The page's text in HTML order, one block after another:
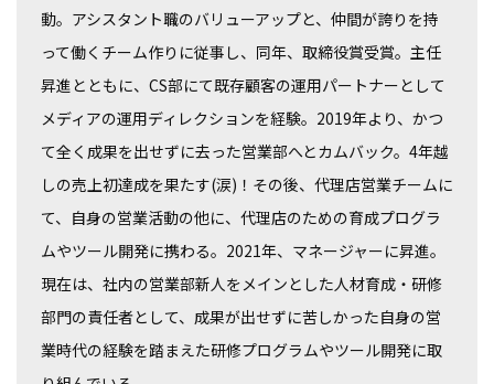
動。アシスタント職のバリューアップと、仲間が誇りを持
って働くチーム作りに従事し、同年、取締役賞受賞。主任
昇進とともに、CS部にて既存顧客の運用パートナーとして
メディアの運用ディレクションを経験。2019年より、かつ
て全く成果を出せずに去った営業部へとカムバック。4年越
しの売上初達成を果たす(涙)！その後、代理店営業チームに
て、自身の営業活動の他に、代理店のための育成プログラ
ムやツール開発に携わる。2021年、マネージャーに昇進。
現在は、社内の営業部新人をメインとした人材育成・研修
部門の責任者として、成果が出せずに苦しかった自身の営
業時代の経験を踏まえた研修プログラムやツール開発に取